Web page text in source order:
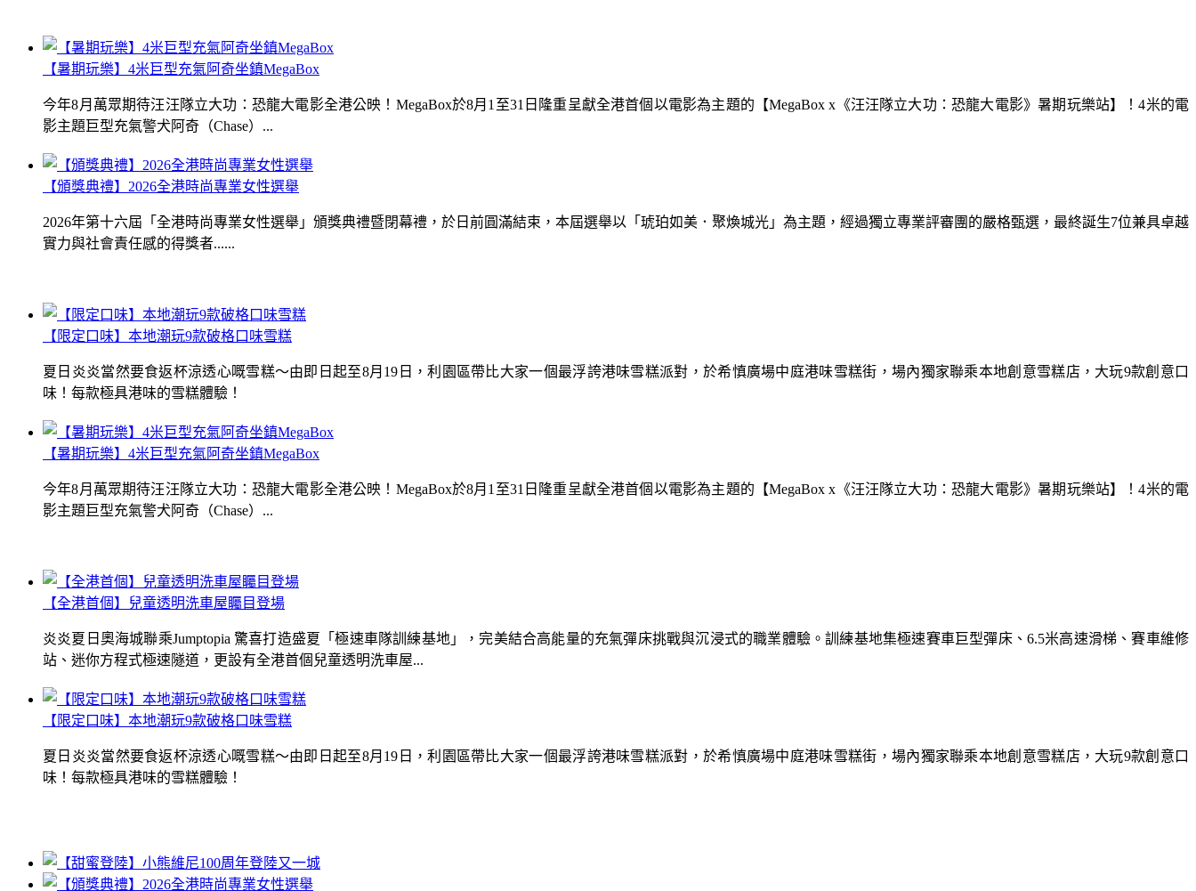
【暑期玩樂】4米巨型充氣阿奇坐鎮MegaBox
今年8月萬眾期待汪汪隊立大功：恐龍大電影全港公映！MegaBox於8月1至31日隆重呈獻全港首個以電影為主題的【MegaBox x《汪汪隊立大功：恐龍大電影》暑期玩樂站】！4米的電
影主題巨型充氣警犬阿奇（Chase）...
【限定口味】本地潮玩9款破格口味雪糕
夏日炎炎當然要食返杯涼透心嘅雪糕～由即日起至8月19日，利園區帶比大家一個最浮誇港味雪糕派對，於希慎廣場中庭港味雪糕街，場內獨家聯乘本地創意雪糕店，大玩9款創意口
味！每款極具港味的雪糕體驗！
【全港首個】兒童透明洗車屋矚目登場
炎炎夏日奧海城聯乘Jumptopia 驚喜打造盛夏「極速車隊訓練基地」，完美結合高能量的充氣彈床挑戰與沉浸式的職業體驗。訓練基地集極速賽車巨型彈床、6.5米高速滑梯、賽車維修
站、迷你方程式極速隧道，更設有全港首個兒童透明洗車屋...
【頒獎典禮】2026全港時尚專業女性選舉
2026年第十六屆「全港時尚專業女性選舉」頒獎典禮暨閉幕禮，於日前圓滿結束，本屆選舉以「琥珀如美．聚煥城光」為主題，經過獨立專業評審團的嚴格甄選，最終誕生7位兼具卓越
實力與社會責任感的得獎者......
【暑期玩樂】4米巨型充氣阿奇坐鎮MegaBox
今年8月萬眾期待汪汪隊立大功：恐龍大電影全港公映！MegaBox於8月1至31日隆重呈獻全港首個以電影為主題的【MegaBox x《汪汪隊立大功：恐龍大電影》暑期玩樂站】！4米的電
影主題巨型充氣警犬阿奇（Chase）...
【限定口味】本地潮玩9款破格口味雪糕
夏日炎炎當然要食返杯涼透心嘅雪糕～由即日起至8月19日，利園區帶比大家一個最浮誇港味雪糕派對，於希慎廣場中庭港味雪糕街，場內獨家聯乘本地創意雪糕店，大玩9款創意口
味！每款極具港味的雪糕體驗！